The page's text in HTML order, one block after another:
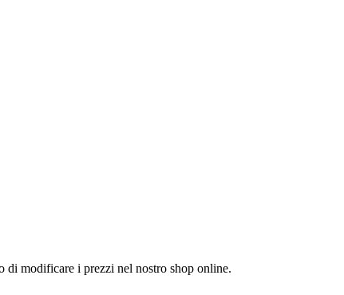
modificare i prezzi nel nostro shop online.